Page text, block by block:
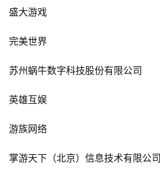
盛大游戏
完美世界
苏州蜗牛数字科技股份有限公司
英雄互娱
游族网络
掌游天下（北京）信息技术有限公司